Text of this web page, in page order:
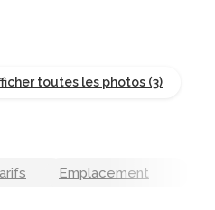
toutes les photos
Emplacement